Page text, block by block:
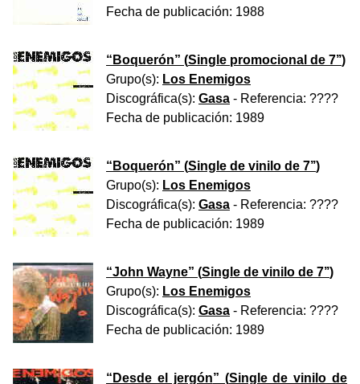
Fecha de publicación: 1988
“ Boquerón” (Single promocional de 7’’)
Grupo(s): Los Enemigos
Discográfica(s): Gasa - Referencia: ????
Fecha de publicación: 1989
“ Boquerón” (Single de vinilo de 7’’)
Grupo(s): Los Enemigos
Discográfica(s): Gasa - Referencia: ????
Fecha de publicación: 1989
“John Wayne” (Single de vinilo de 7’’)
Grupo(s): Los Enemigos
Discográfica(s): Gasa - Referencia: ????
Fecha de publicación: 1989
“ Desde el jergón” (Single de vinilo de